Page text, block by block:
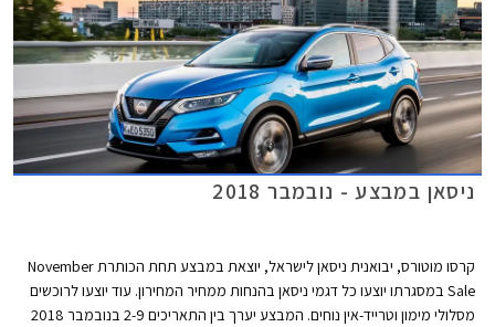
ניסאן במבצע - נובמבר 2018
קרסו מוטורס, יבואנית ניסאן לישראל, יוצאת במבצע תחת הכותרת November
Sale במסגרתו יוצעו כל דגמי ניסאן בהנחות ממחיר המחירון. עוד יוצעו לרוכשים
מסלולי מימון וטרייד-אין נוחים. המבצע יערך בין התאריכים 2-9 בנובמבר 2018